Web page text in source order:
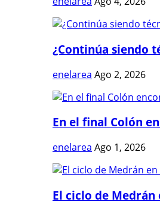
¿Continúa siendo
enelarea Ago 2, 2026
En el final Colón
enelarea Ago 1, 2026
El ciclo de Medrán